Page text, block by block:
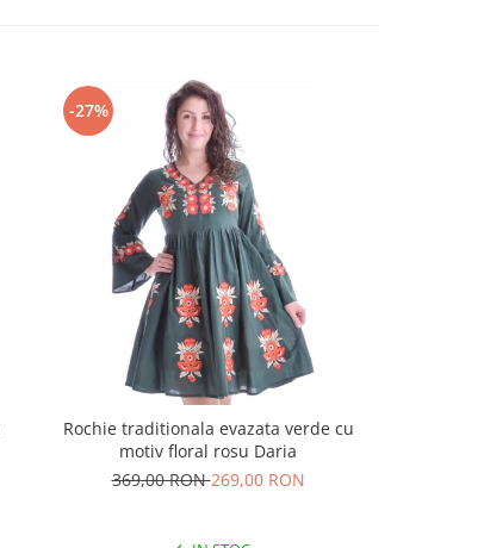
-27%
Rochie traditionala evazata verde cu
motiv floral rosu Daria
369,00 RON269,00 RON